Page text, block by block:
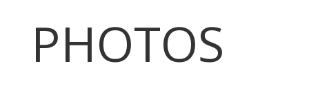
PHOTOS